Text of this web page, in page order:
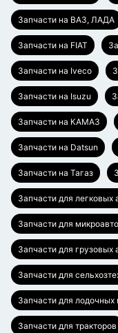
Запчасти на ВАЗ, ЛАДА
Запчасти на FIAT
Запчасти на Iveco
Запчасти на Isuzu
Запчасти на КАМАЗ
Запчасти на Datsun
Запчасти на Тагаз
Запчасти для легковых
Запчасти для
Запчасти для грузовых
Запчасти для
Запчасти для лодочных
Запчасти для тракторов